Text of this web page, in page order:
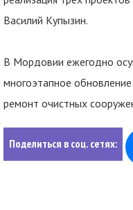
Василий Купызин.
В Мордовии ежегодно
многоэтапное
ремонт очистных
Поделиться в соц. сетях: